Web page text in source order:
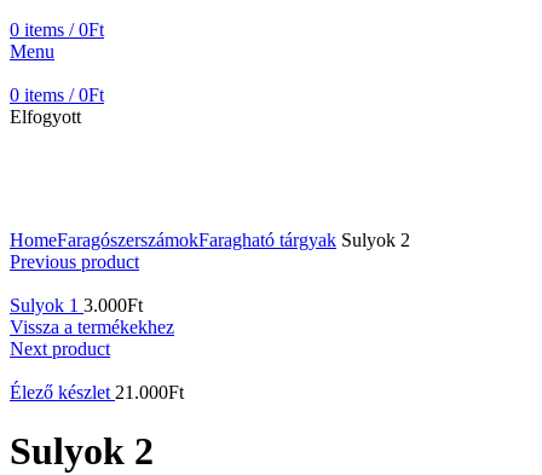
0 items / 0Ft
Menu
0 items / 0Ft
Elfogyott
HomeFaragószerszámokFaragható tárgyak Sulyok 2
Previous product
Sulyok 1 3.000Ft
Vissza a termékekhez
Next product
Élező készlet 21.000Ft
Sulyok 2